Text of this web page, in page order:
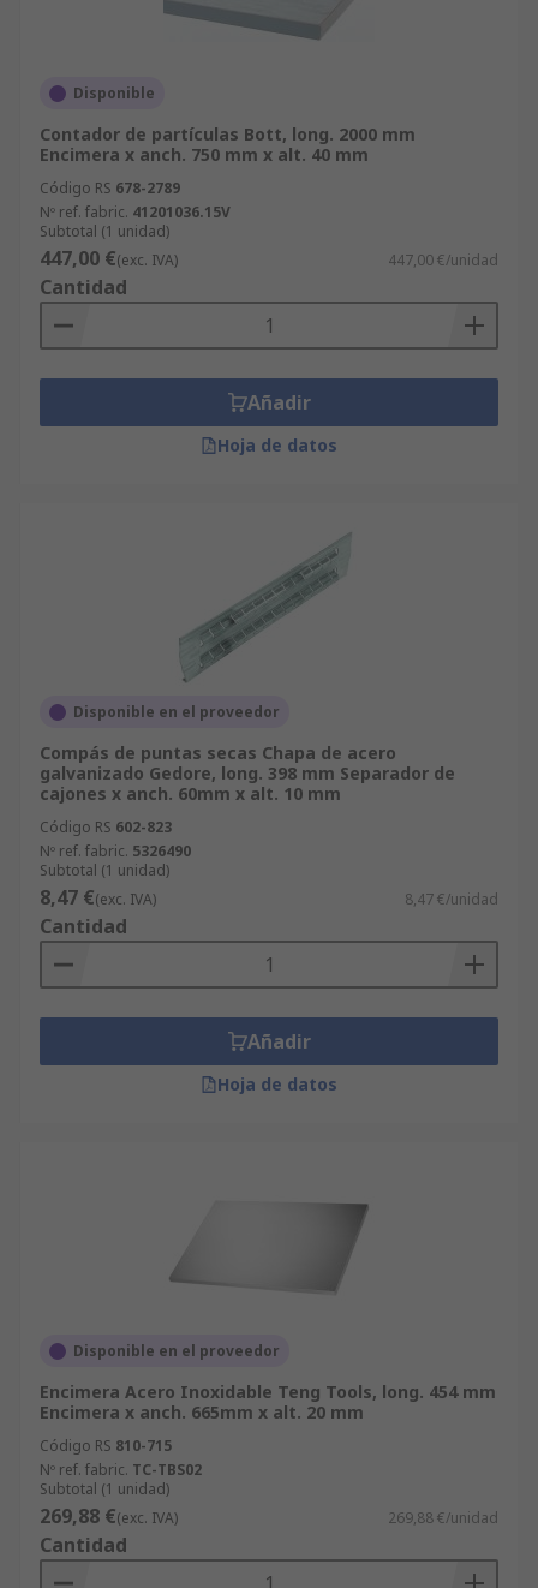
Disponible
Contador de partículas Bott, long. 2000 mm
Encimera x anch. 750 mm x alt. 40 mm
Código RS 678-2789
Nº ref. fabric. 41201036.15V
Subtotal (1 unidad)
447,00 €(exc. IVA) 447,00 €/unidad
Cantidad
Añadir
Hoja de datos
Disponible en el proveedor
Compás de puntas secas Chapa de acero
galvanizado Gedore, long. 398 mm Separador de
cajones x anch. 60mm x alt. 10 mm
Código RS 602-823
Nº ref. fabric. 5326490
Subtotal (1 unidad)
8,47 €(exc. IVA) 8,47 €/unidad
Cantidad
Añadir
Hoja de datos
Disponible en el proveedor
Encimera Acero Inoxidable Teng Tools, long. 454 mm
Encimera x anch. 665mm x alt. 20 mm
Código RS 810-715
Nº ref. fabric. TC-TBS02
Subtotal (1 unidad)
269,88 €(exc. IVA) 269,88 €/unidad
Cantidad